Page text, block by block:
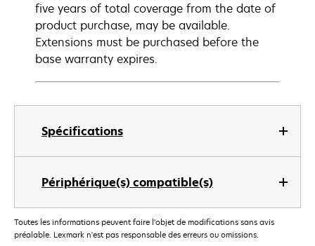
Spécifications
Périphérique(s) compatible(s)
five years of total coverage from the date of
product purchase, may be available.
Extensions must be purchased before the
base warranty expires.
Toutes les informations peuvent faire l'objet de modifications sans avis
préalable. Lexmark n'est pas responsable des erreurs ou omissions.